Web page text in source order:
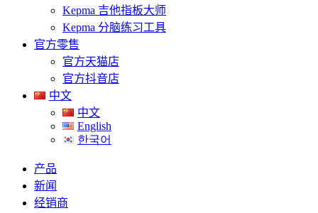
Kepma 吉他指板大师
Kepma 分脑练习工具
官方零售
官方天猫店
官方抖音店
中文
中文
English
한국어
产品
新闻
经销商